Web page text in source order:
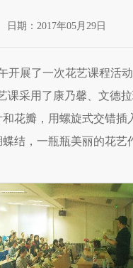
日期：2017年05月29日
开展了一次花艺课程活
课采用了康乃馨、文德
花瓣，用螺旋式交错
结，一瓶瓶美丽的花